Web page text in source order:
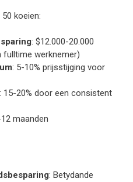
koeien:
: $12.000-20.000
fulltime werknemer)
: 5-10% prijsstijging voor
: 15-20% door een consistent
maanden
: Betydande